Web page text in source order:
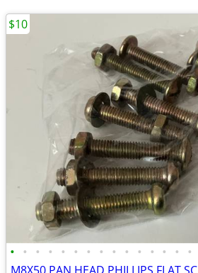
• • • • • • • • • • • • • • •
$10